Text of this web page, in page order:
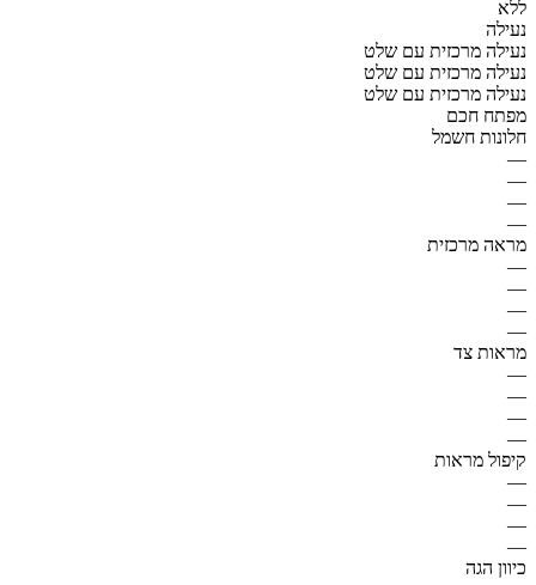
ללא
נעילה
נעילה מרכזית עם שלט
נעילה מרכזית עם שלט
נעילה מרכזית עם שלט
מפתח חכם
חלונות חשמל
—
—
—
—
מראה מרכזית
—
—
—
—
מראות צד
—
—
—
—
קיפול מראות
—
—
—
—
כיוון הגה